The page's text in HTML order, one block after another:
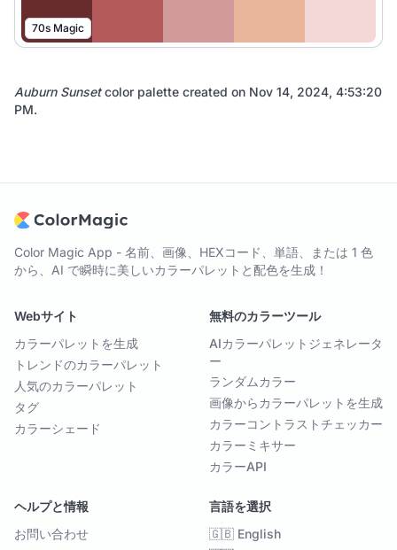
70s Magic
Auburn Sunsetcolor palette created on Nov 14, 2024, 4:53:20
PM.
Color Magic App - 名前、画像、HEXコード、単語、または 1 色
から、AI で瞬時に美しいカラーパレットと配色を生成！
Webサイト
カラーパレットを生成
トレンドのカラーパレット
人気のカラーパレット
タグ
カラーシェード
無料のカラーツール
AIカラーパレットジェネレータ
ー
ランダムカラー
画像からカラーパレットを生成
カラーコントラストチェッカー
カラーミキサー
カラーAPI
ヘルプと情報
お問い合わせ
言語を選択
🇬🇧 English